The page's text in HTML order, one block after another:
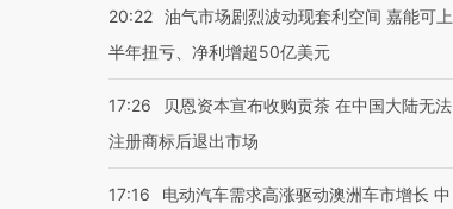
20:22 油气市场剧烈波动现套利空间 嘉能可上
半年扭亏、净利增超50亿美元
17:26
贝恩资本宣布收购贡茶 在中国大陆无法
注册商标后退出市场
17:16
电动汽车需求高涨驱动澳洲车市增长 中